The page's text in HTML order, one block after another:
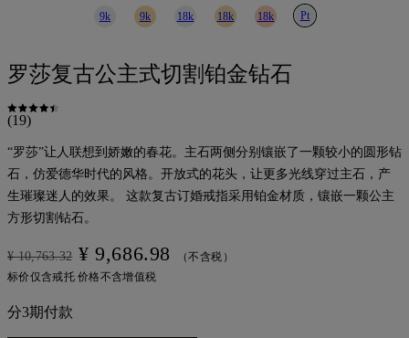
9k 9k 18k 18k 18k Pt
罗莎复古公主式切割铂金钻石
(19)
“罗莎”让人联想到娇嫩的春花。主石两侧分别镶嵌了一颗较小的圆形钻
石，仿爱德华时代的风格。开放式的花头，让更多光线穿过主石，产
生璀璨迷人的效果。 这款复古订婚戒指采用铂金材质，镶嵌一颗公主
方形切割钻石。
¥ 10,763.32¥ 9,686.98
（不含税）
标价仅含戒托 价格不含增值税
分3期付款